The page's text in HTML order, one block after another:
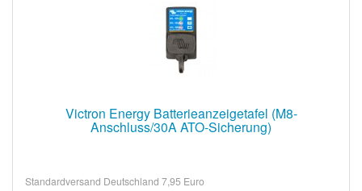
Victron Energy Batterieanzeigetafel (M8-
Anschluss/30A ATO-Sicherung)
Standardversand Deutschland 7,95 Euro